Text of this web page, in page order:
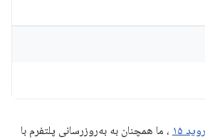
۱۵
، ما همچنان به به‌روزرسانی پلتفرم با